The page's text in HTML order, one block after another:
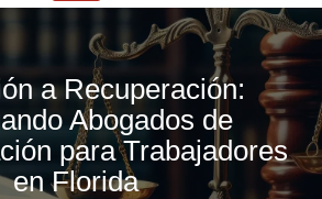
a Recuperación:
Abogados de
para Trabajadores
en Florida